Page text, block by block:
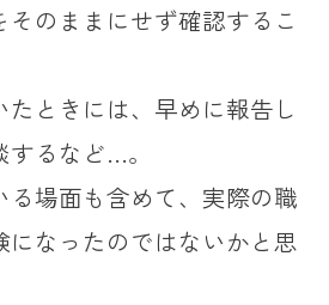
のままにせず確認するこ
たときには、早めに報告し
るなど…。
る場面も含めて、実際の職
になったのではないかと思